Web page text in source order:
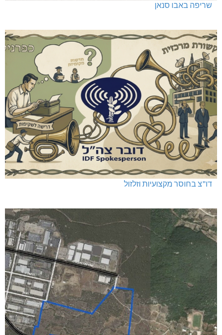
שריפה באבו סנאן
דו"צ בחוסר מקצועיות וזלזול